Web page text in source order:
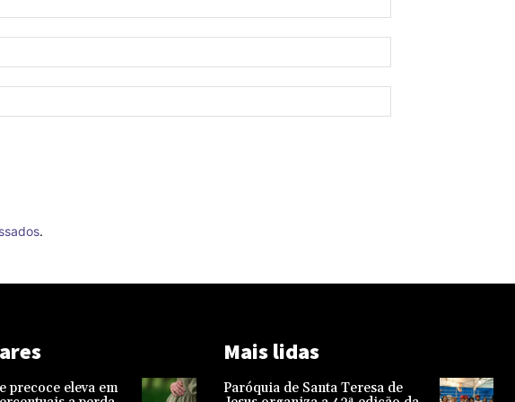
.
precoce eleva em
Mais lidas
Paróquia de Santa Teresa de